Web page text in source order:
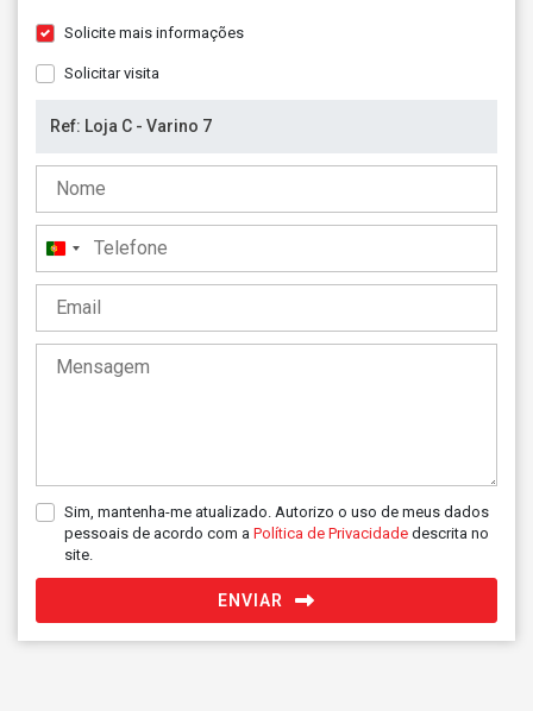
Solicite mais informações
Solicitar visita
Portugal
+351
Sim, mantenha-me atualizado. Autorizo o uso de meus dados
pessoais de acordo com a Política de Privacidade descrita no
site.
ENVIAR